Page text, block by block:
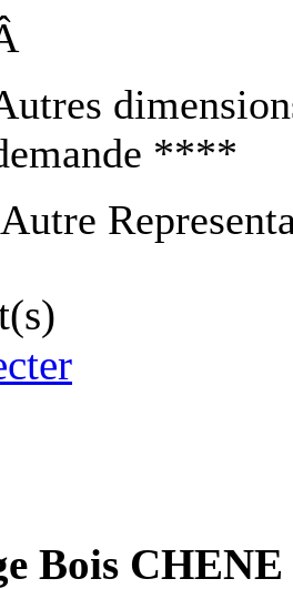
****
Autre
Bois